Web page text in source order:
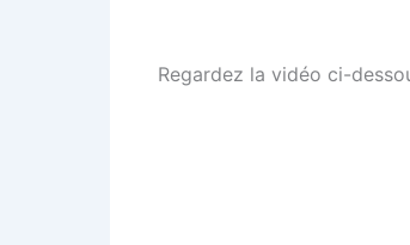
Regardez la vidéo ci-